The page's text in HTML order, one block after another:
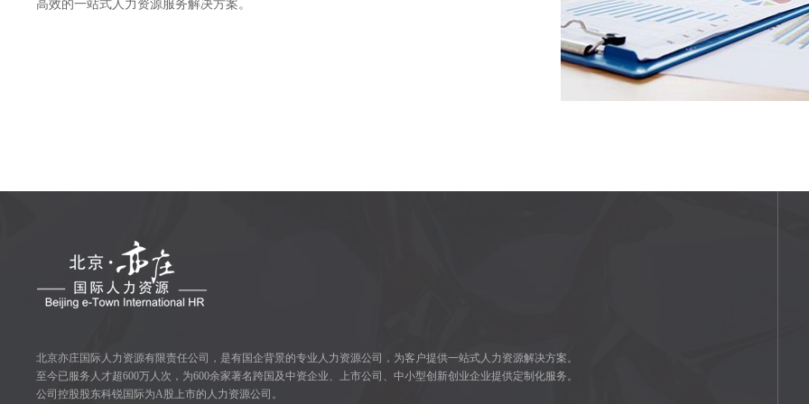
高效的一站式人力资源服务解决方案。
北京亦庄国际人力资源有限责任公司，是有国企背景的专业人力资源公司，为客户提供一站式人力资源解决方案。
至今已服务人才超600万人次，为600余家著名跨国及中资企业、上市公司、中小型创新创业企业提供定制化服务。
公司控股股东科锐国际为A股上市的人力资源公司。